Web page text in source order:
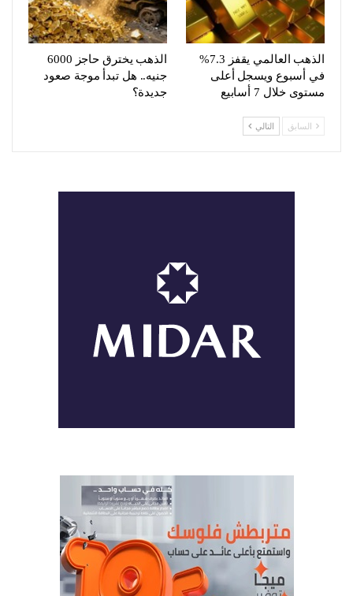
الذهب العالمي يقفز 7.3%
في أسبوع ويسجل أعلى
مستوى خلال 7 أسابيع
الذهب يخترق حاجز 6000
جنيه.. هل تبدأ موجة صعود
جديدة؟
السابق التالي